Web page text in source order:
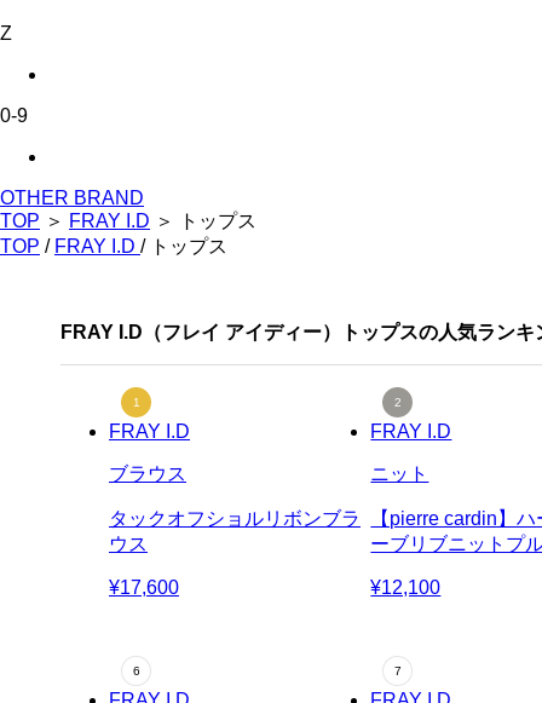
Z
0-9
OTHER BRAND
TOP ＞ FRAY I.D ＞ トップス
TOP / FRAY I.D / トップス
FRAY I.D（フレイ アイディー）トップスの人気ランキ
FRAY I.D
ブラウス
タックオフショルリボンブラ
ウス
¥17,600
FRAY I.D
ニット
【pierre cardin】
ーブリブニットプ
¥12,100